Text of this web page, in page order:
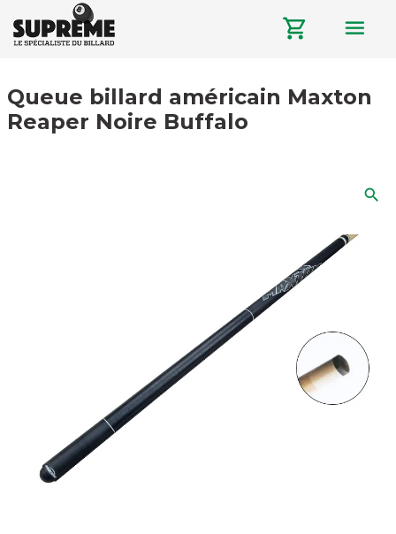
shopping_cart menu
Queue billard américain Maxton
Reaper Noire Buffalo
search